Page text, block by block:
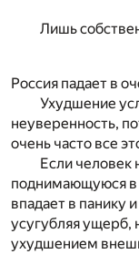
Лишь
Россия падает в
Ухудшение
неуверенность,
очень часто все
Если человек
поднимающуюся в
впадает в панику
усугубляя ущерб,
ухудшением